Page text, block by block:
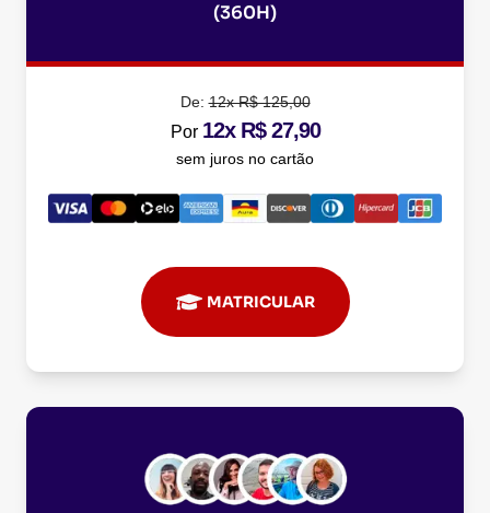
(360H)
De:12x R$ 125,00
Por 12x R$ 27,90
sem juros no cartão
MATRICULAR